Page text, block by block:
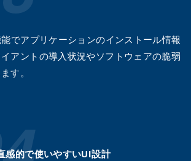
能でアプリケーションのインストール情報
アントの導入状況やソフトウェアの脆弱
す。
感的で使いやすいUI設計